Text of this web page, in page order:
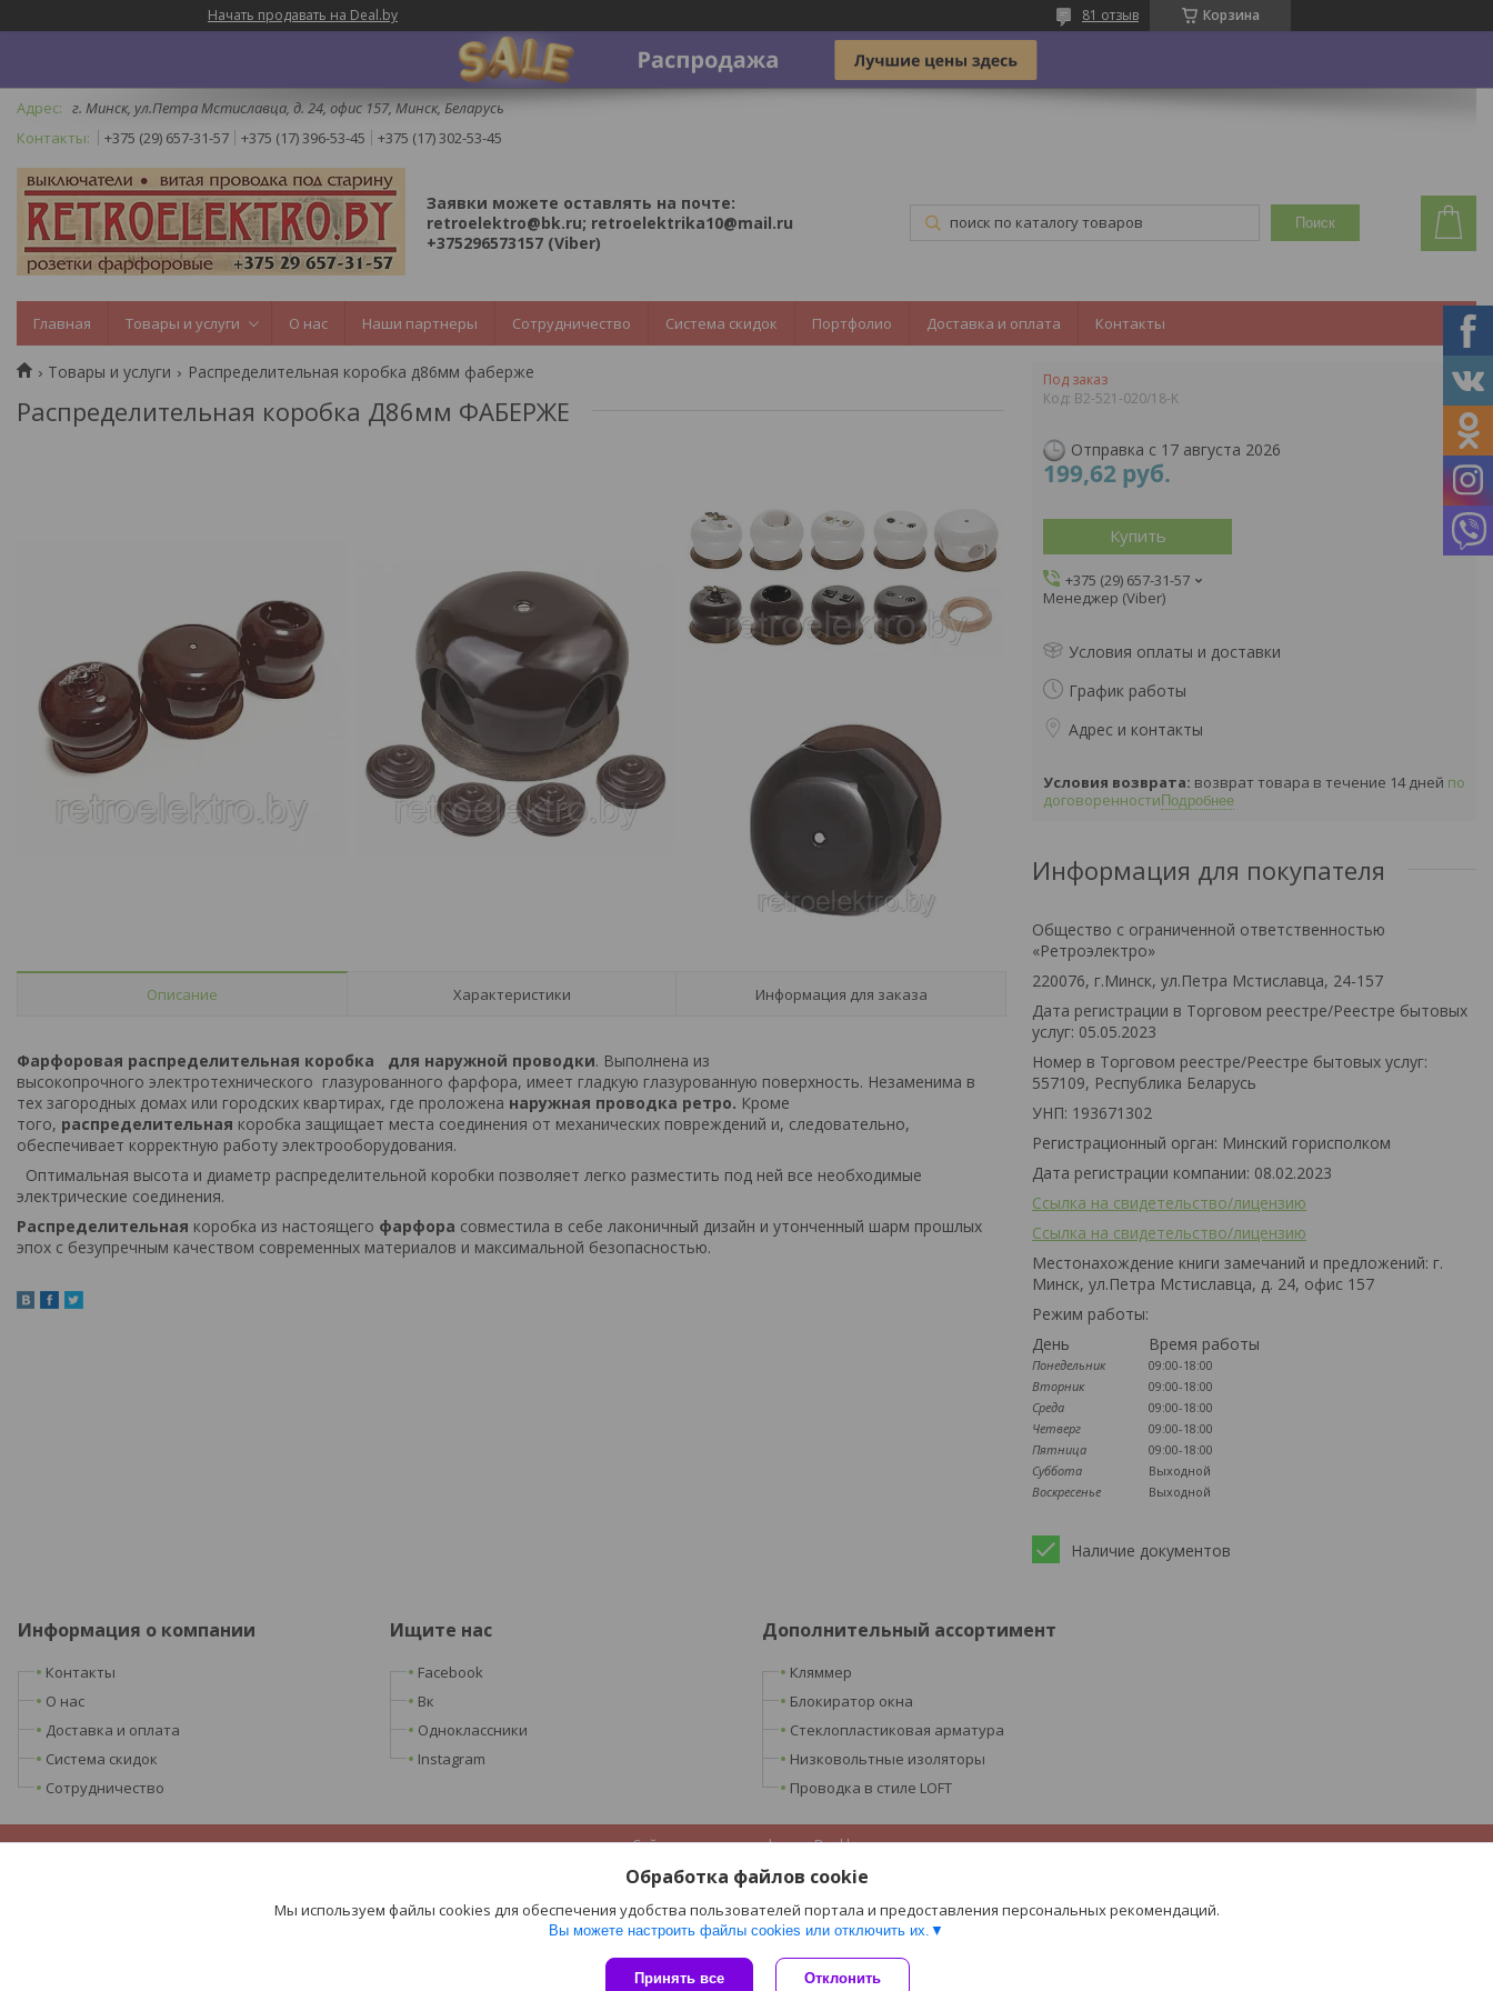
Начать продавать на Deal.by Корзина
81 отзыв
г. Минск, ул.Петра Мстиславца, д. 24, офис 157, Минск, Беларусь
+375 (29) 657-31-57
+375 (17) 396-53-45 +375 (17) 302-53-45
Заявки можете оставлять на почте:
retroelektro@bk.ru; retroelektrika10@mail.ru
+375296573157 (Viber)
Поиск
Главная Товары и услуги О нас Наши партнеры Сотрудничество Система скидок Портфолио Доставка и оплата Контакты
Товары и услуги Распределительная коробка д86мм фаберже
Распределительная коробка Д86мм ФАБЕРЖЕ
Описание Характеристики Информация для заказа
Фарфоровая распределительная коробка для наружной проводки. Выполнена из
высокопрочного электротехнического глазурованного фарфора, имеет гладкую глазурованную поверхность. Незаменима в
тех загородных домах или городских квартирах, где проложена наружная проводка ретро. Кроме
того, распределительная коробка защищает места соединения от механических повреждений и, следовательно,
обеспечивает корректную работу электрооборудования.
Оптимальная высота и диаметр распределительной коробки позволяет легко разместить под ней все необходимые
электрические соединения.
Распределительная коробка из настоящего фарфора совместила в себе лаконичный дизайн и утонченный шарм прошлых
эпох с безупречным качеством современных материалов и максимальной безопасностью.
Под заказ
Код: B2-521-020/18-K
Отправка с 17 августа 2026
199,62 руб.
Купить
+375 (29) 657-31-57
Менеджер (Viber)
Условия оплаты и доставки
График работы
Адрес и контакты
возврат товара в течение 14 дней по
договоренности Подробнее
Информация для покупателя
Общество с ограниченной ответственностью
«Ретроэлектро»
220076, г.Минск, ул.Петра Мстиславца, 24-157
Дата регистрации в Торговом реестре/Реестре бытовых
услуг: 05.05.2023
Номер в Торговом реестре/Реестре бытовых услуг:
557109, Республика Беларусь
УНП: 193671302
Регистрационный орган: Минский горисполком
Дата регистрации компании: 08.02.2023
Ссылка на свидетельство/лицензию
Ссылка на свидетельство/лицензию
Местонахождение книги замечаний и предложений: г.
Минск, ул.Петра Мстиславца, д. 24, офис 157
Режим работы:
День
Время работы
Понедельник
09:00-18:00
Вторник
09:00-18:00
Среда
09:00-18:00
Четверг
09:00-18:00
Пятница
09:00-18:00
Суббота
Выходной
Воскресенье
Выходной
Наличие документов
Информация о компании
Контакты
О нас
Доставка и оплата
Система скидок
Сотрудничество
Ищите нас
Facebook
Вк
Одноклассники
Instagram
Дополнительный ассортимент
Кляммер
Блокиратор окна
Стеклопластиковая арматура
Низковольтные изоляторы
Проводка в стиле LOFT
Сайт создан на платформе Deal.by
Политика обработки файлов cookies
Обработка файлов cookie
Мы используем файлы cookies для обеспечения удобства пользователей портала и предоставления персональных рекомендаций.
Вы можете настроить файлы cookies или отключить их.
Принять все Отклонить
ООО «Ретроэлектро» |Пожаловаться на контент
Select Language▼